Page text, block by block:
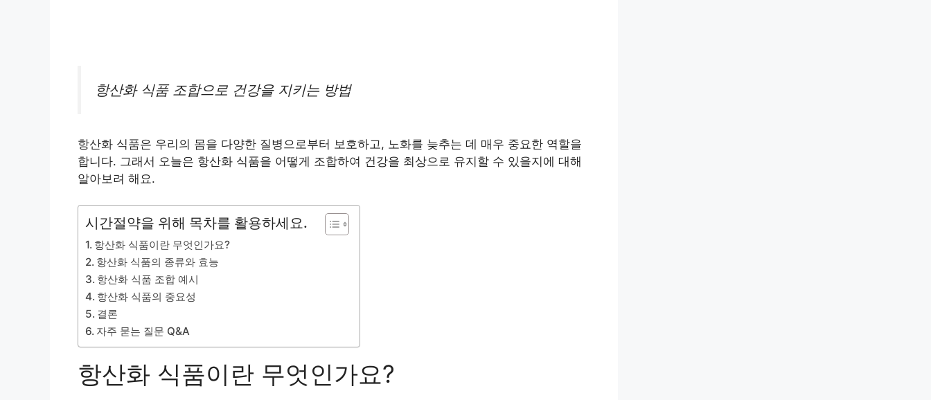
항산화 식품 조합으로 건강을 지키는 방법
항산화 식품은 우리의 몸을 다양한 질병으로부터 보호하고, 노화를 늦추는 데 매우 중요한 역할을
합니다. 그래서 오늘은 항산화 식품을 어떻게 조합하여 건강을 최상으로 유지할 수 있을지에 대해
알아보려 해요.
시간절약을 위해 목차를 활용하세요.
항산화 식품이란 무엇인가요?
항산화 식품의 종류와 효능
항산화 식품 조합 예시
항산화 식품의 중요성
결론
자주 묻는 질문 Q&A
항산화 식품이란 무엇인가요?